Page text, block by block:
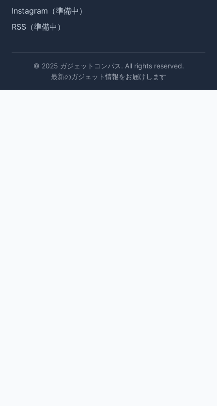
Instagram（準備中）
RSS（準備中）
© 2025 ガジェットコンパス. All rights reserved.
最新のガジェット情報をお届けします